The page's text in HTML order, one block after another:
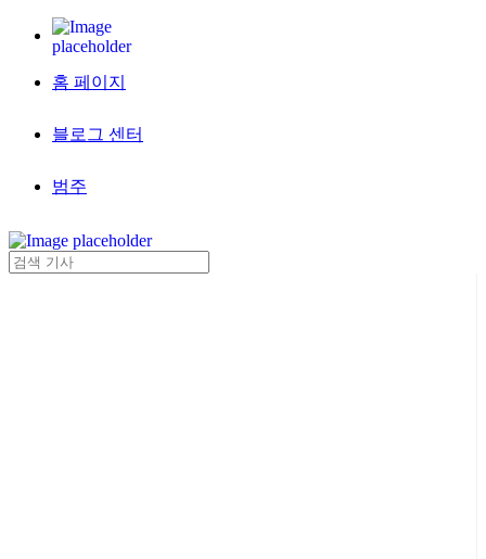
홈 페이지
블로그 센터
범주